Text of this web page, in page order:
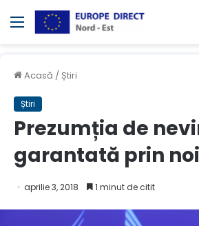
Meniul
Acasă / Știri
Știri
Prezumția de
garantată prin
aprilie 3, 2018 1 minut de citit